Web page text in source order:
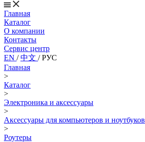
Главная
Каталог
О компании
Контакты
Сервис центр
EN /中文 /РУС
Главная
>
Каталог
>
Электроника и аксессуары
>
Аксессуары для компьютеров и ноутбуков
>
Роутеры